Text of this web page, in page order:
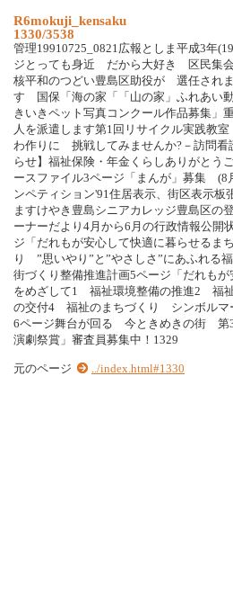
R6mokuji_kensaku
1330/3538
管理19910725_0821広報としま平成3年
ジとっても身近 だから大好き 区民集
核平和のつどい豊島区助役が 選任され
す 国保「海の家「「山の家」ふれあい
きいきペット写真コンクール作品募集
人を派遣します第1回リサイクル実践教
わ作りに 挑戦してみませんか?－訪問看
らせ】福祉保険・年金くらしありがと
ースファイル3ページ「まんが」募集
ンペティション'91住居表示、街区表示
ますけやき豊島シニアカレッジ豊島区の
ーナーだより4月から6月の行政情報公開
ジ「だれもが安心して快適に暮らせるま
り ”思いやり”と”やさしさ”にあふれる
街づくり整備推進計画5ページ「だれもが
をめざして1 福祉環境整備の推進2 福
の交付4 福祉のまちづくり シンボルマ
6ページ舞台が回る 今ときめきの街 第
演劇祭賞」審査員募集中！1329
元のページ ../index.html#1330